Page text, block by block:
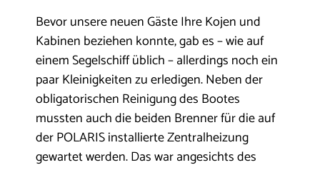
Bevor unsere neuen Gäste Ihre Kojen und
Kabinen beziehen konnte, gab es – wie auf
einem Segelschiff üblich – allerdings noch ein
paar Kleinigkeiten zu erledigen. Neben der
obligatorischen Reinigung des Bootes
mussten auch die beiden Brenner für die auf
der POLARIS installierte Zentralheizung
gewartet werden. Das war angesichts des